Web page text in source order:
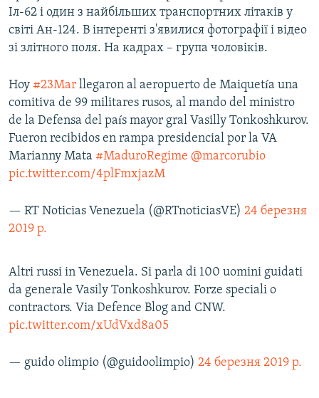
Усі сайти RFE/RL
Іл-62 і один з найбільших транспортних літаків у
світі Ан-124. В інтеренті з'явилися фотографії і відео
зі злітного поля. На кадрах – група чоловіків.
Hoy #23Mar llegaron al aeropuerto de Maiquetía una
comitiva de 99 militares rusos, al mando del ministro
de la Defensa del país mayor gral Vasilly Tonkoshkurov.
Fueron recibidos en rampa presidencial por la VA
Marianny Mata #MaduroRegime @marcorubio
pic.twitter.com/4plFmxjazM
— RT Noticias Venezuela (@RTnoticiasVE) 24 березня
2019 р.
Altri russi in Venezuela. Si parla di 100 uomini guidati
da generale Vasily Tonkoshkurov. Forze speciali o
contractors. Via Defence Blog and CNW.
pic.twitter.com/xUdVxd8a05
— guido olimpio (@guidoolimpio) 24 березня 2019 р.